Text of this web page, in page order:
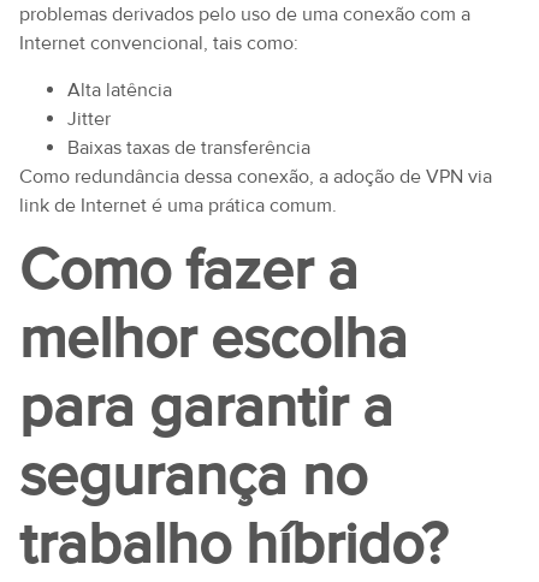
problemas derivados pelo uso de uma conexão com a
Internet convencional, tais como:
Alta latência
Jitter
Baixas taxas de transferência
Como redundância dessa conexão, a adoção de VPN via
link de Internet é uma prática comum.
Como fazer a
melhor escolha
para garantir a
segurança no
trabalho híbrido?